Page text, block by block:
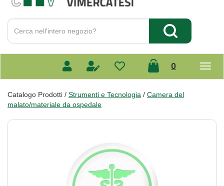
Cerca
Prodotto
Cerca Prodotto
0prodotti
Catalogo Prodotti / Strumenti e Tecnologia / Camera del
malato/materiale da ospedale